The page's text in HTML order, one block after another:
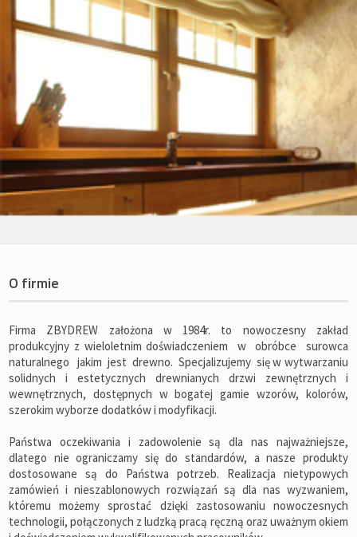
O firmie
Firma ZBYDREW założona w 1984r. to nowoczesny zakład
produkcyjny z wieloletnim doświadczeniem w obróbce surowca
naturalnego jakim jest drewno. Specjalizujemy się w wytwarzaniu
solidnych i estetycznych drewnianych drzwi zewnętrznych i
wewnętrznych, dostępnych w bogatej gamie wzorów, kolorów,
szerokim wyborze dodatków i modyfikacji.
Państwa oczekiwania i zadowolenie są dla nas najważniejsze,
dlatego nie ograniczamy się do standardów, a nasze produkty
dostosowane są do Państwa potrzeb. Realizacja nietypowych
zamówień i nieszablonowych rozwiązań są dla nas wyzwaniem,
któremu możemy sprostać dzięki zastosowaniu nowoczesnych
technologii, połączonych z ludzką pracą ręczną oraz uważnym okiem